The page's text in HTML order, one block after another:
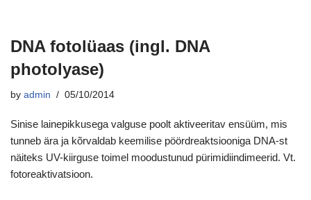
DNA fotolüaas (ingl. DNA
photolyase)
by admin 05/10/2014
Sinise lainepikkusega valguse poolt aktiveeritav ensüüm, mis
tunneb ära ja kõrvaldab keemilise pöördreaktsiooniga DNA-st
näiteks UV-kiirguse toimel moodustunud pürimidiindimeerid. Vt.
fotoreaktivatsioon.